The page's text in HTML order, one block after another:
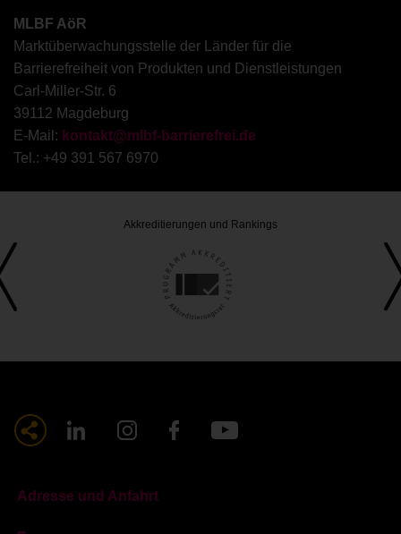
MLBF AöR
Marktüberwachungsstelle der Länder für die
Barrierefreiheit von Produkten und Dienstleistungen
Carl-Miller-Str. 6
39112 Magdeburg
E-Mail: kontakt@mlbf-barrierefrei.de
Tel.: +49 391 567 6970
Akkreditierungen und Rankings
Adresse und Anfahrt